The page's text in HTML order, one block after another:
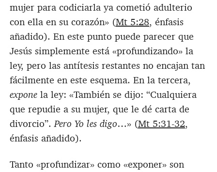
mujer para codiciarla ya cometió adulterio
con ella en su corazón» (Mt 5:28, énfasis
añadido). En este punto puede parecer que
Jesús simplemente está «profundizando» la
ley, pero las antítesis restantes no encajan tan
fácilmente en este esquema. En la tercera,
expone la ley: «También se dijo: “Cualquiera
que repudie a su mujer, que le dé carta de
divorcio”.Pero Yo les digo…» (Mt 5:31-32,
énfasis añadido).
Tanto «profundizar» como «exponer» son